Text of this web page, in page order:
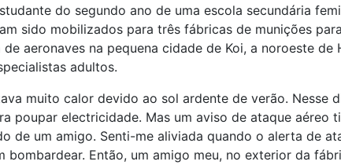
do segundo ano de uma escola secundária
sido mobilizados para três fábricas de munições
aeronaves na pequena cidade de Koi, a noroeste
adultos.
muito calor devido ao sol ardente de verão. Nesse
poupar electricidade. Mas um aviso de ataque
de um amigo. Senti-me aliviada quando o alerta de
Então, um amigo meu, no exterior da